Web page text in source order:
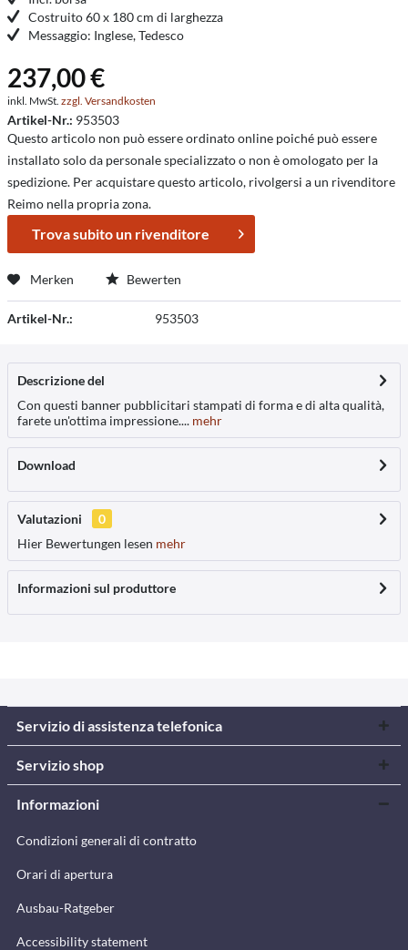
Costruito 60 x 180 cm di larghezza
Messaggio: Inglese, Tedesco
237,00 €
inkl. MwSt. zzgl. Versandkosten
Artikel-Nr.: 953503
Questo articolo non può essere ordinato online poiché può essere
installato solo da personale specializzato o non è omologato per la
spedizione. Per acquistare questo articolo, rivolgersi a un rivenditore
Reimo nella propria zona.
Trova subito un rivenditore
Merken Bewerten
Artikel-Nr.: 953503
Descrizione del
Con questi banner pubblicitari stampati di forma e di alta qualità,
farete un'ottima impressione.... mehr
Download
Valutazioni
0
Hier Bewertungen lesen mehr
Informazioni sul produttore
Servizio di assistenza telefonica
Servizio shop
Informazioni
Condizioni generali di contratto
Orari di apertura
Ausbau-Ratgeber
Accessibility statement